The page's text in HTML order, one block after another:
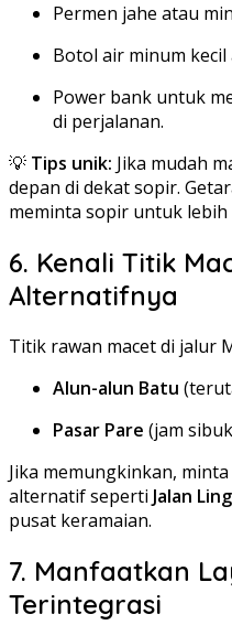
Permen jahe atau
Botol air minum
Power bank untuk
di perjalanan.
💡 Tips unik: Jika mudah
depan di dekat sopir.
meminta sopir untuk
6. Kenali Titik
Alternatifnya
Titik rawan macet di jalur
Alun-alun Batu
Pasar Pare (jam
Jika memungkinkan,
alternatif seperti Jalan
pusat keramaian.
7. Manfaatkan
Terintegrasi